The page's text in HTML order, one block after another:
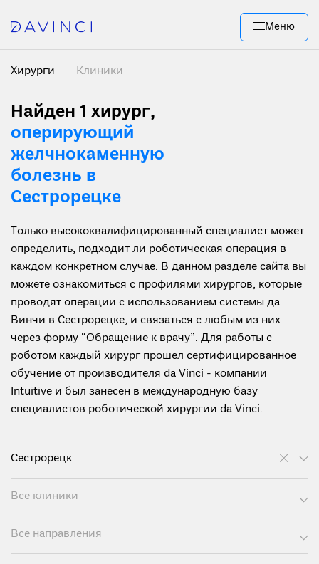
Меню
Хирурги Клиники
Найден 1 хирург,
оперирующий
желчнокаменную
болезнь в
Сестрорецке
Только высококвалифицированный специалист может
определить, подходит ли роботическая операция в
каждом конкретном случае. В данном разделе сайта вы
можете ознакомиться с профилями хирургов, которые
проводят операции с использованием системы да
Винчи в Сестрорецке, и связаться с любым из них
через форму “Обращение к врачу”. Для работы с
роботом каждый хирург прошел сертифицированное
обучение от производителя da Vinci - компании
Intuitive и был занесен в международную базу
специалистов роботической хирургии da Vinci.
Сестрорецк
Все клиники
Все направления